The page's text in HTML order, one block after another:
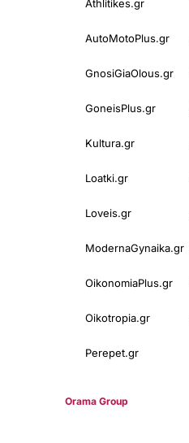
Athlitikes.gr
AutoMotoPlus.gr
GnosiGiaOlous.gr
GoneisPlus.gr
Kultura.gr
Loatki.gr
Loveis.gr
ModernaGynaika.gr
OikonomiaPlus.gr
Oikotropia.gr
Perepet.gr
Orama Group